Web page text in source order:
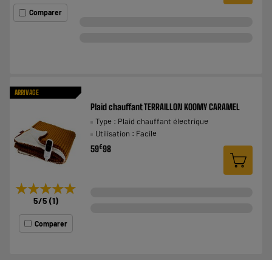
Comparer
ARRIVAGE
★★★★★
★★★★★
5/5 (1)
Comparer
Plaid chauffant TERRAILLON KOOMY CARAMEL
Type : Plaid chauffant électrique
Utilisation : Facile
59€98